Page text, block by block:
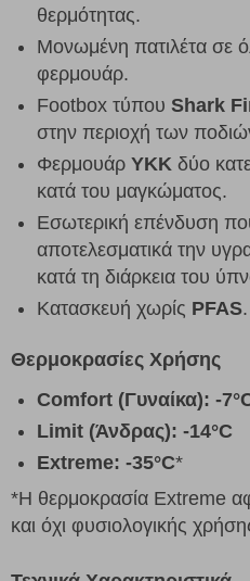
θερμότητας.
Μονωμένη πατιλέτα σε
φερμουάρ.
Footbox τύπου Shark
στην περιοχή των
Φερμουάρ YKK δύο
κατά του μαγκώματος.
Εσωτερική επένδυση
αποτελεσματικά την
κατά τη διάρκεια του
Κατασκευή χωρίς PFAS.
Θερμοκρασίες Χρήσης
Comfort (Γυναίκα): -
Limit (Άνδρας): -14°C
Extreme: -35°C*
*Η θερμοκρασία Extreme
και όχι φυσιολογικής